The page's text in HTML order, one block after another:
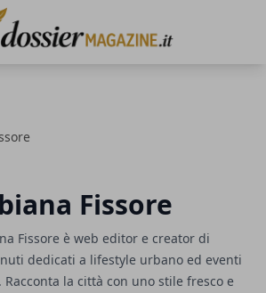
Fissore
Fissore è web editor e creator di
dedicati a lifestyle urbano ed eventi
Racconta la città con uno stile fresco e